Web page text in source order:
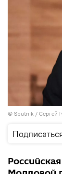
© Sputnik / Сергей